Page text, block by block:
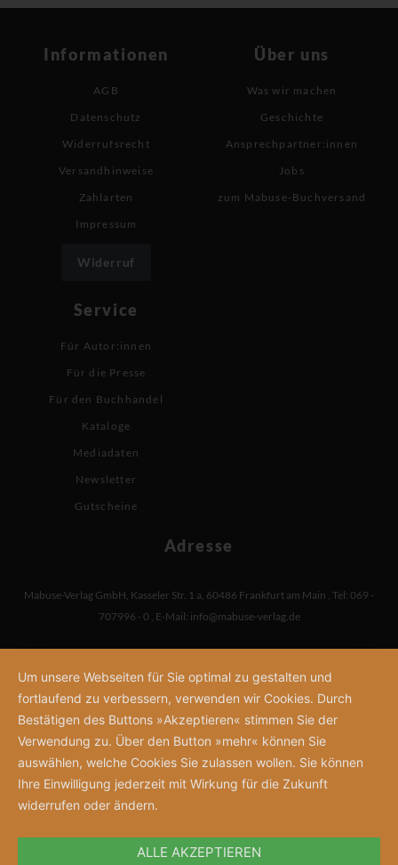
Informationen
AGB
Datenschutz
Widerrufsrecht
Versandhinweise
Zahlarten
Impressum
Widerruf
Über uns
Was wir machen
Geschichte
Ansprechpartner:innen
Jobs
zum Mabuse-Buchversand
Service
Für Autor:innen
Für die Presse
Für den Buchhandel
Kataloge
Mediadaten
Newsletter
Gutscheine
Adresse
Mabuse-Verlag GmbH, Kasseler Str. 1 a, 60486 Frankfurt am Main , Tel: 069 -
707996 - 0 , E-Mail: info@mabuse-verlag.de
Um unsere Webseiten für Sie optimal zu gestalten und
fortlaufend zu verbessern, verwenden wir Cookies. Durch
Bestätigen des Buttons »Akzeptieren« stimmen Sie der
Verwendung zu. Über den Button »mehr« können Sie
auswählen, welche Cookies Sie zulassen wollen. Sie können
Ihre Einwilligung jederzeit mit Wirkung für die Zukunft
widerrufen oder ändern.
ALLE AKZEPTIEREN